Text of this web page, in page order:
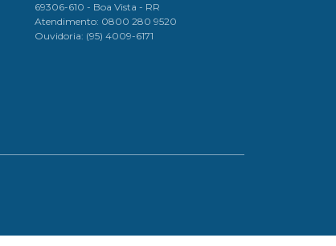
69306-610 - Boa Vista - RR
Atendimento: 0800 280 9520
Ouvidoria: (95) 4009-6171